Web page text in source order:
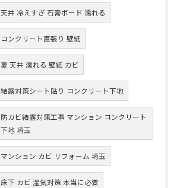
天井 冷えすぎ 石膏ボード 濡れる
コンクリート直張り 壁紙
夏 天井 濡れる 壁紙 カビ
結露対策シート貼り コンクリート下地
防カビ結露対策工事 マンション コンクリート
下地 埼玉
マンション カビ リフォーム 埼玉
床下 カビ 湿気対策 本当に必要